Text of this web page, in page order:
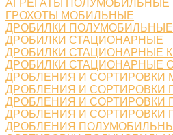
АГРЕГАТЫ ПОЛУМОБИЛЬНЫЕ
ГРОХОТЫ МОБИЛЬНЫЕ
ДРОБИЛКИ
ДРОБИЛКИ СТАЦИОНАРНЫЕ
ДРОБИЛКИ СТАЦИОНАРНЫЕ
ДРОБИЛКИ СТАЦИОНАРНЫЕ
ДРОБЛЕНИЯ И СОРТИРОВКИ
ДРОБЛЕНИЯ И СОРТИРОВКИ
ДРОБЛЕНИЯ И СОРТИРОВКИ
ДРОБЛЕНИЯ И СОРТИРОВКИ
ДРОБЛЕНИЯ